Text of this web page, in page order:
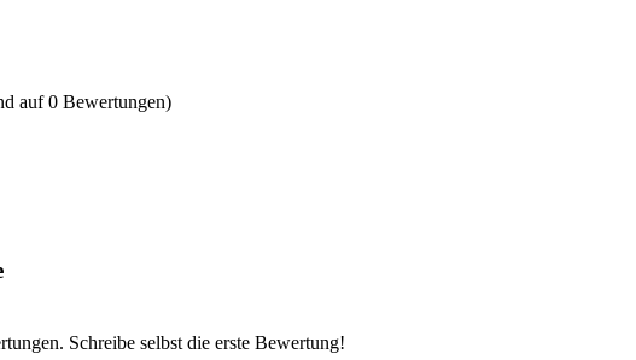
auf 0 Bewertungen)
Schreibe selbst die erste Bewertung!